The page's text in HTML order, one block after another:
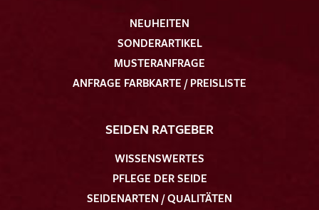
NEUHEITEN
SONDERARTIKEL
MUSTERANFRAGE
ANFRAGE FARBKARTE / PREISLISTE
SEIDEN RATGEBER
WISSENSWERTES
PFLEGE DER SEIDE
SEIDENARTEN / QUALITÄTEN